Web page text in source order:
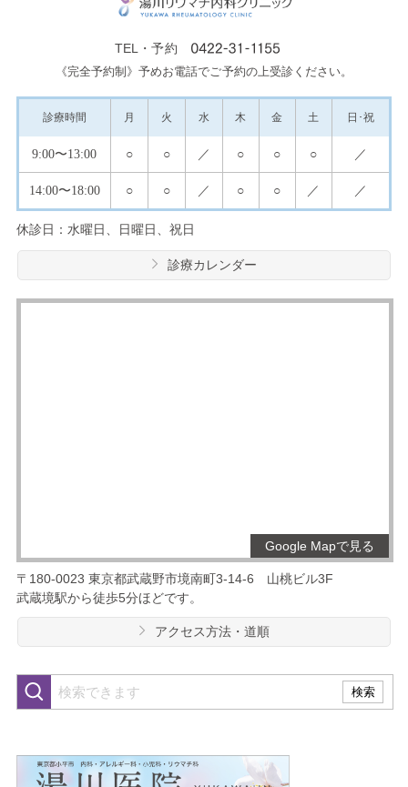
TEL・予約
《完全予約制》予めお電話でご予約の上受診ください。
診療時間 月 火 水 木 金 土 日･祝
9:00〜13:00 ○ ○ ／ ○ ○ ○ ／
14:00〜18:00 ○ ○ ／ ○ ○ ／ ／
休診日：水曜日、日曜日、祝日
診療カレンダー
Google Mapで見る
〒180-0023 東京都武蔵野市境南町3-14-6
山桃ビル3F
武蔵境駅から徒歩5分ほどです。
アクセス方法・道順